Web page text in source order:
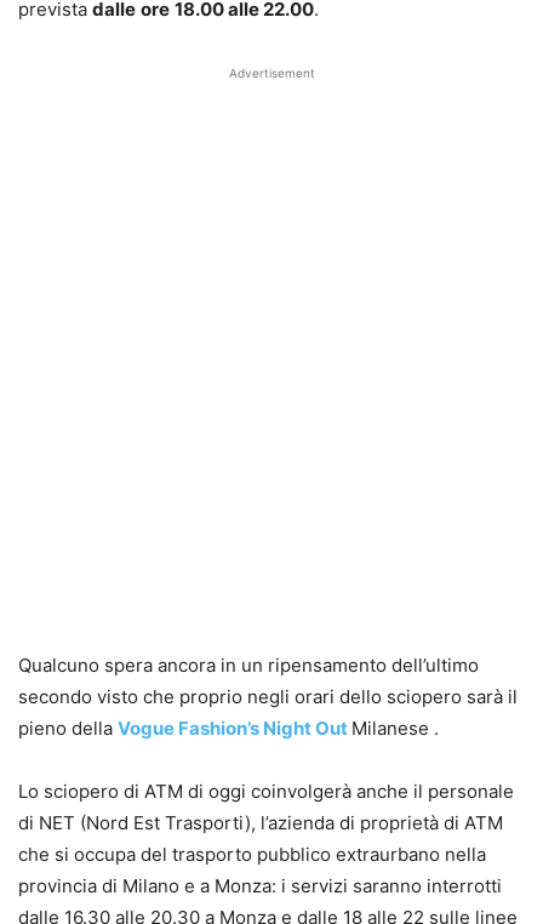
prevista dalle ore 18.00 alle 22.00.
Advertisement
Qualcuno spera ancora in un ripensamento dell’ultimo
secondo visto che proprio negli orari dello sciopero sarà il
pieno della Vogue Fashion’s Night Out Milanese .
Lo sciopero di ATM di oggi coinvolgerà anche il personale
di NET (Nord Est Trasporti), l’azienda di proprietà di ATM
che si occupa del trasporto pubblico extraurbano nella
provincia di Milano e a Monza: i servizi saranno interrotti
dalle 16.30 alle 20.30 a Monza e dalle 18 alle 22 sulle linee